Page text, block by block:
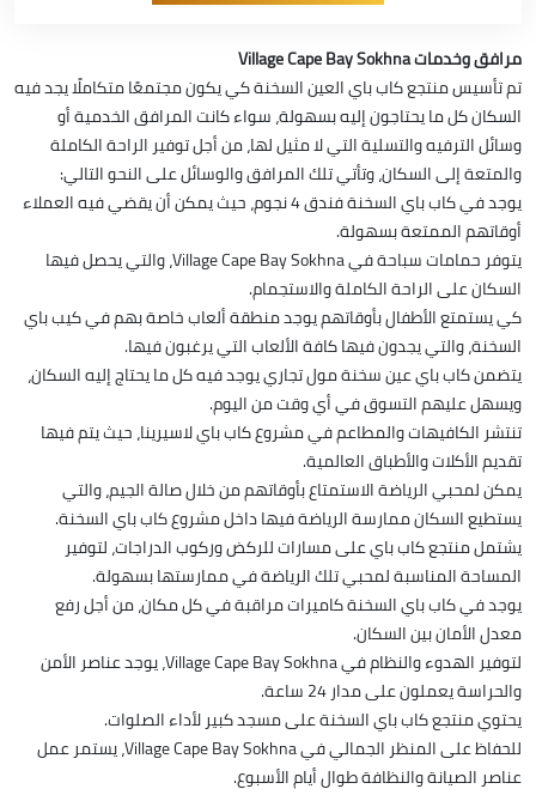
مرافق وخدمات Village Cape Bay Sokhna
تم تأسيس منتجع كاب باي العين السخنة كي يكون مجتمعًا متكاملًا يجد فيه
السكان كل ما يحتاجون إليه بسهولة، سواء كانت المرافق الخدمية أو
وسائل الترفيه والتسلية التي لا مثيل لها، من أجل توفير الراحة الكاملة
والمتعة إلى السكان، وتأتي تلك المرافق والوسائل على النحو التالي:
يوجد في كاب باي السخنة فندق 4 نجوم، حيث يمكن أن يقضي فيه العملاء
أوقاتهم الممتعة بسهولة.
يتوفر حمامات سباحة في Village Cape Bay Sokhna، والتي يحصل فيها
السكان على الراحة الكاملة والاستجمام.
كي يستمتع الأطفال بأوقاتهم يوجد منطقة ألعاب خاصة بهم في كيب باي
السخنة، والتي يجدون فيها كافة الألعاب التي يرغبون فيها.
يتضمن كاب باي عين سخنة مول تجاري يوجد فيه كل ما يحتاج إليه السكان،
ويسهل عليهم التسوق في أي وقت من اليوم.
تنتشر الكافيهات والمطاعم في مشروع كاب باي لاسيرينا، حيث يتم فيها
تقديم الأكلات والأطباق العالمية.
يمكن لمحبي الرياضة الاستمتاع بأوقاتهم من خلال صالة الجيم، والتي
يستطيع السكان ممارسة الرياضة فيها داخل مشروع كاب باي السخنة.
يشتمل منتجع كاب باي على مسارات للركض وركوب الدراجات، لتوفير
المساحة المناسبة لمحبي تلك الرياضة في ممارستها بسهولة.
يوجد في كاب باي السخنة كاميرات مراقبة في كل مكان، من أجل رفع
معدل الأمان بين السكان.
لتوفير الهدوء والنظام في Village Cape Bay Sokhna، يوجد عناصر الأمن
والحراسة يعملون على مدار 24 ساعة.
يحتوي منتجع كاب باي السخنة على مسجد كبير لأداء الصلوات.
للحفاظ على المنظر الجمالي في Village Cape Bay Sokhna، يستمر عمل
عناصر الصيانة والنظافة طوال أيام الأسبوع.